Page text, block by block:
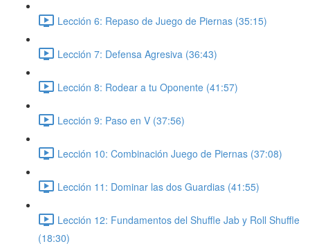
Lección 6: Repaso de Juego de Piernas (35:15)
Lección 7: Defensa Agresiva (36:43)
Lección 8: Rodear a tu Oponente (41:57)
Lección 9: Paso en V (37:56)
Lección 10: Combinación Juego de Piernas (37:08)
Lección 11: Dominar las dos Guardias (41:55)
Lección 12: Fundamentos del Shuffle Jab y Roll Shuffle
(18:30)